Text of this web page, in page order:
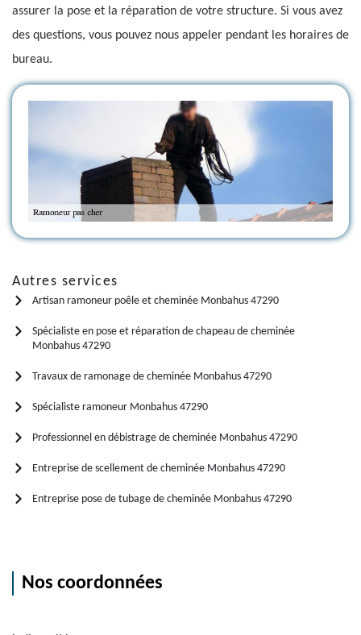
assurer la pose et la réparation de votre structure. Si vous avez
des questions, vous pouvez nous appeler pendant les horaires de
bureau.
Autres services
Artisan ramoneur poêle et cheminée Monbahus 47290
Spécialiste en pose et réparation de chapeau de cheminée
Monbahus 47290
Travaux de ramonage de cheminée Monbahus 47290
Spécialiste ramoneur Monbahus 47290
Professionnel en débistrage de cheminée Monbahus 47290
Entreprise de scellement de cheminée Monbahus 47290
Entreprise pose de tubage de cheminée Monbahus 47290
Nos coordonnées